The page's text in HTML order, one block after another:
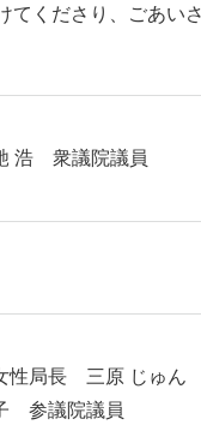
てくださり、ごあい
浩 衆議院議員
性局長 三原 じゅん
参議院議員